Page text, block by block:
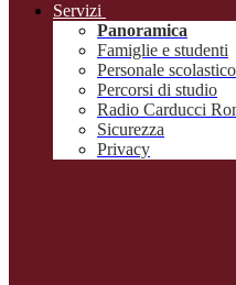
Servizi
Panoramica
Famiglie e studenti
Personale scolastico
Percorsi di studio
Radio Carducci
Sicurezza
Privacy